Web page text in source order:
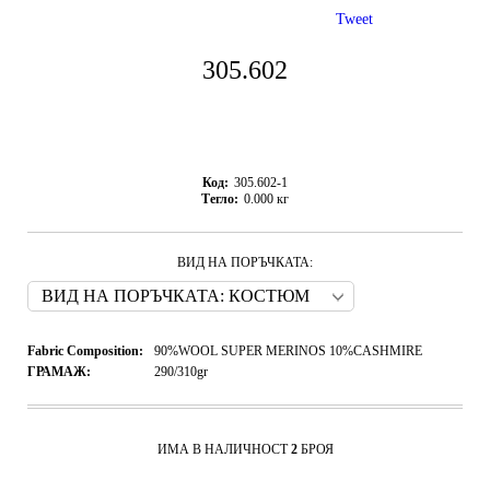
305.602
Код: 305.602-1
Тегло: 0.000 кг
ВИД НА ПОРЪЧКАТА:
Fabric Composition:
90%WOOL SUPER MERINOS 10%CASHMIRE
ГРАМАЖ:
290/310gr
ИМА В НАЛИЧНОСТ2БРОЯ
Tweet